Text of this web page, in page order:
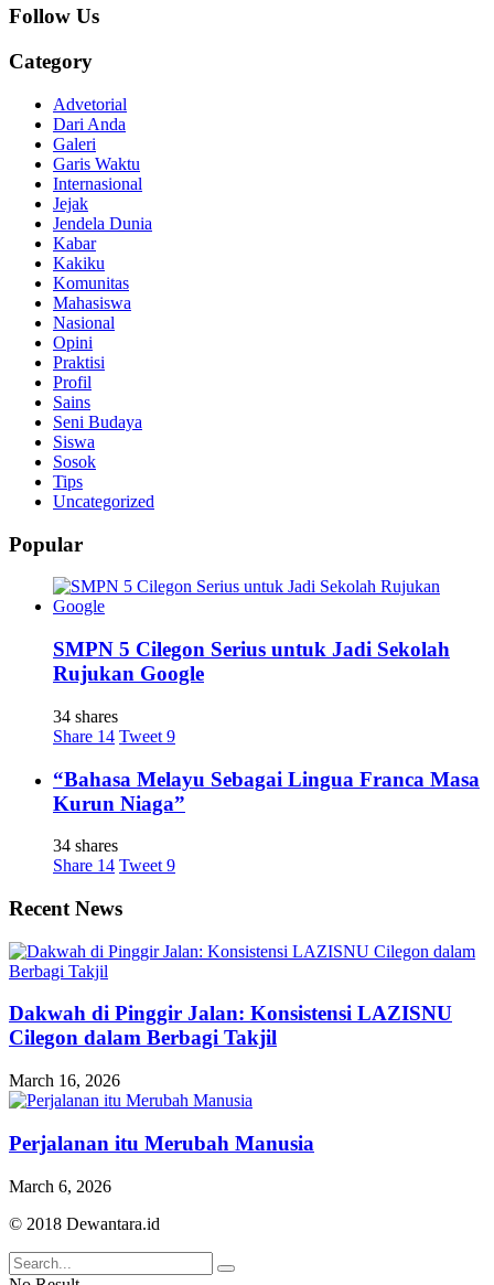
Follow Us
Category
Advetorial
Dari Anda
Galeri
Garis Waktu
Internasional
Jejak
Jendela Dunia
Kabar
Kakiku
Komunitas
Mahasiswa
Nasional
Opini
Praktisi
Profil
Sains
Seni Budaya
Siswa
Sosok
Tips
Uncategorized
Popular
SMPN 5 Cilegon Serius untuk Jadi Sekolah
Rujukan Google
34 shares
Share 14 Tweet 9
“Bahasa Melayu Sebagai Lingua Franca Masa
Kurun Niaga”
34 shares
Share 14 Tweet 9
Recent News
Dakwah di Pinggir Jalan: Konsistensi LAZISNU
Cilegon dalam Berbagi Takjil
March 16, 2026
Perjalanan itu Merubah Manusia
March 6, 2026
© 2018 Dewantara.id